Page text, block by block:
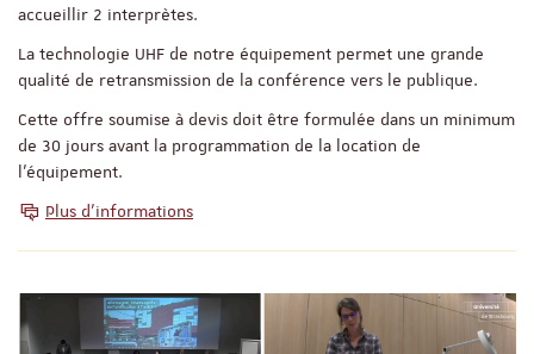
accueillir 2 interprètes.
La technologie UHF de notre équipement permet une grande
qualité de retransmission de la conférence vers le publique.
Cette offre soumise à devis doit être formulée dans un minimum
de 30 jours avant la programmation de la location de
l’équipement.
Plus d’informations